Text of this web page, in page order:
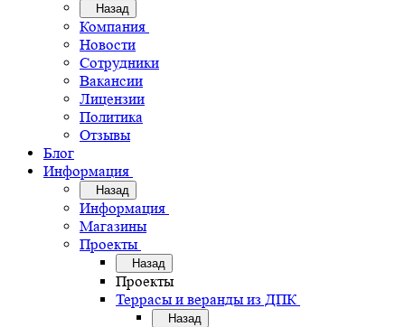
Назад
Компания
Новости
Сотрудники
Вакансии
Лицензии
Политика
Отзывы
Блог
Информация
Назад
Информация
Магазины
Проекты
Назад
Проекты
Террасы и веранды из ДПК
Назад